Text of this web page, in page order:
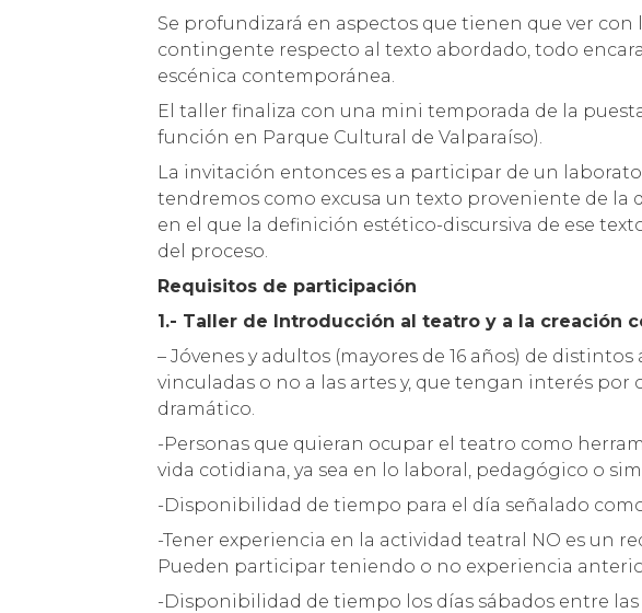
Se profundizará en aspectos que tienen que ver
contingente respecto al texto abordado, todo
escénica contemporánea.
El taller finaliza con una mini temporada de la
función en Parque Cultural de Valparaíso).
La invitación entonces es a participar de un
tendremos como excusa un texto proveniente de
en el que la definición estético-discursiva de ese
del proceso.
Requisitos de participación
1.- Taller de Introducción al teatro y a la creación
– Jóvenes y adultos (mayores de 16 años) de
vinculadas o no a las artes y, que tengan interés por
dramático.
-Personas que quieran ocupar el teatro como
vida cotidiana, ya sea en lo laboral, pedagógico o
-Disponibilidad de tiempo para el día señalado
-Tener experiencia en la actividad teatral NO es un
Pueden participar teniendo o no experiencia
-Disponibilidad de tiempo los días sábados entre las